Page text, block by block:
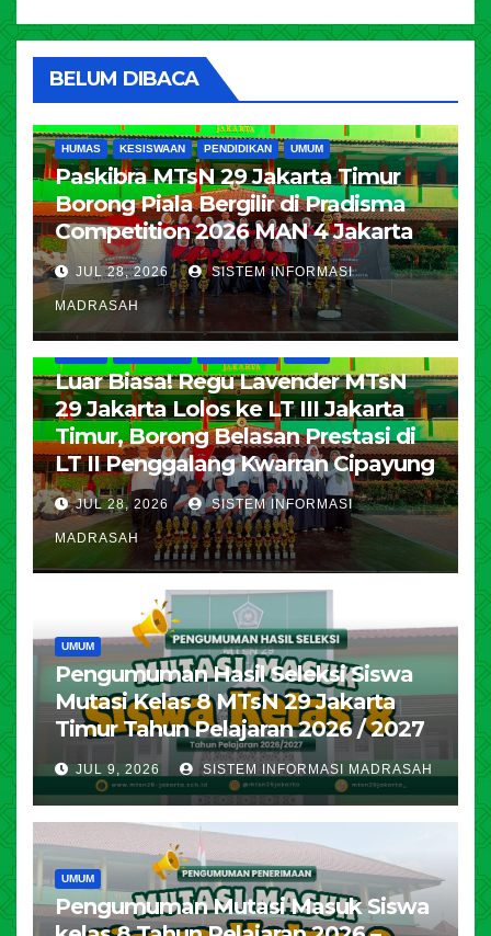
BELUM DIBACA
HUMAS KESISWAAN PENDIDIKAN UMUM
Paskibra MTsN 29 Jakarta Timur
Borong Piala Bergilir di Pradisma
Competition 2026 MAN 4 Jakarta
JUL 28, 2026 SISTEM INFORMASI
MADRASAH
Luar Biasa! Regu Lavender MTsN
29 Jakarta Lolos ke LT III Jakarta
Timur, Borong Belasan Prestasi di
LT II Penggalang Kwarran Cipayung
JUL 28, 2026 SISTEM INFORMASI
MADRASAH
UMUM
Pengumuman Hasil Seleksi Siswa
Mutasi Kelas 8 MTsN 29 Jakarta
Timur Tahun Pelajaran 2026 / 2027
JUL 9, 2026 SISTEM INFORMASI MADRASAH
UMUM
Pengumuman Mutasi Masuk Siswa